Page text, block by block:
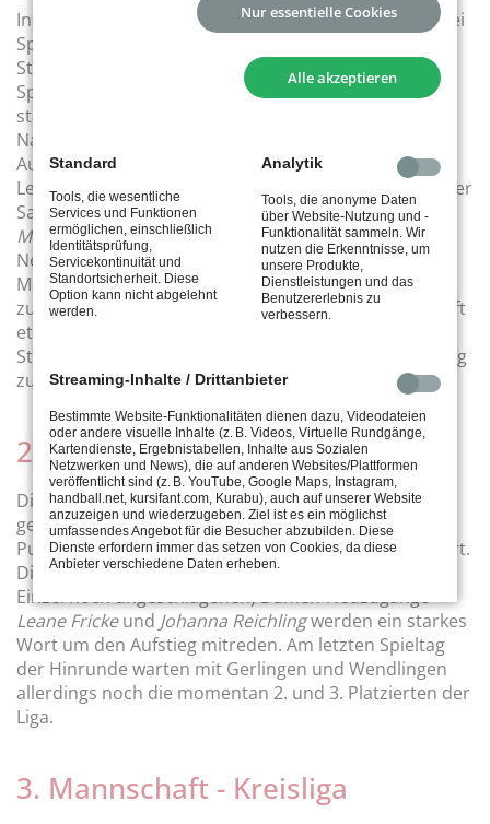
In einer Liga mit lediglich 6 Mannschaften wurden zwei
Spiele deutlich mit 8:0 und 7:1 gewonnen. Gegen den
Stadtrivalen vom MTV Stuttgart wurden am ersten
Spieltag die Punkte geteilt, die insbesondere mit
starken Damen auftrumpfen konnten. Gegen die
Nachbarn vom SV Vaihingen und voraussichtlichen
Aufsteiger gab es die einzige Niederlage für den tus.
Lediglich zwei Einzel konnten hier von den bisher in der
Saison noch ungeschlagenen Anh Nguyen Daound
Moritz Kredergewonnen werden. Mit den zwei
Neuzugängen,Anhund
, und ohne den
MannschaftsführerFabian Zohm, der voraussichtlich
zur Rückrunde wieder einsteigt, wurde die Mannschaft
etwas durcheinandergewürfelt. Nach
Startschwierigkeiten ist man nun auf einem guten Weg
zu einem souveränen zweiten Platz.
2. Mannschaft - Bezirksliga
Die zweite Mannschaft ist grandios in die neue Saison
gestartet. Mit vier souveränen Siegen und ohne
Punktverlust wird die Tabelle der Bezirksliga angeführt.
Die Männer um MaFüYannik Krebs
Einzel noch ungeschlagenen) Damen-Neuzugänge
Leane Frickeund Johanna Reichlingwerden ein starkes
Wort um den Aufstieg mitreden. Am letzten Spieltag
der Hinrunde warten mit Gerlingen und Wendlingen
allerdings noch die momentan 2. und 3. Platzierten der
Liga.
3. Mannschaft - Kreisliga
Nur essentielle Cookies
Alle akzeptieren
Standard
Tools, die wesentliche
Services und Funktionen
ermöglichen, einschließlich
Identitätsprüfung,
Servicekontinuität und
Standortsicherheit. Diese
Option kann nicht abgelehnt
werden.
Analytik
Tools, die anonyme Daten
über Website-Nutzung und -
Funktionalität sammeln. Wir
nutzen die Erkenntnisse, um
unsere Produkte,
Dienstleistungen und das
Benutzererlebnis zu
verbessern.
Streaming-Inhalte / Drittanbieter
Bestimmte Website-Funktionalitäten dienen dazu, Videodateien
oder andere visuelle Inhalte (z. B. Videos, Virtuelle Rundgänge,
Kartendienste, Ergebnistabellen, Inhalte aus Sozialen
Netzwerken und News), die auf anderen Websites/Plattformen
veröffentlicht sind (z. B. YouTube, Google Maps, Instagram,
handball.net, kursifant.com, Kurabu), auch auf unserer Website
anzuzeigen und wiederzugeben. Ziel ist es ein möglichst
umfassendes Angebot für die Besucher abzubilden. Diese
Dienste erfordern immer das setzen von Cookies, da diese
Anbieter verschiedene Daten erheben.